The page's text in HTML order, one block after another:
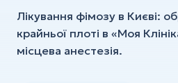
ДІАГНОСТИКА
Всі послуги
Лікування фімозу в Києві:
крайньої плоті в «Моя
місцева анестезія.